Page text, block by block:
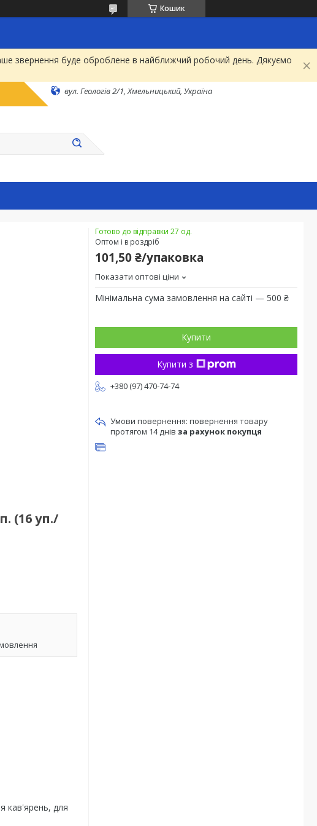
Кошик
звернення буде оброблене в найближчий робочий день. Дякуємо
вул. Геологів 2/1, Хмельницький, Україна
(16 уп./
кав'ярень, для
Готово до відправки 27 од.
Оптом і в роздріб
101,50 ₴/упаковка
Показати оптові ціни
Мінімальна сума замовлення на сайті — 500 ₴
Купити
Купити з
+380 (97) 470-74-74
повернення товару
протягом 14 днів за рахунок покупця